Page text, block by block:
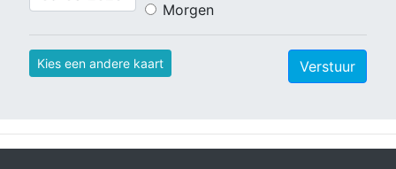
Morgen
Kies een andere kaart Verstuur